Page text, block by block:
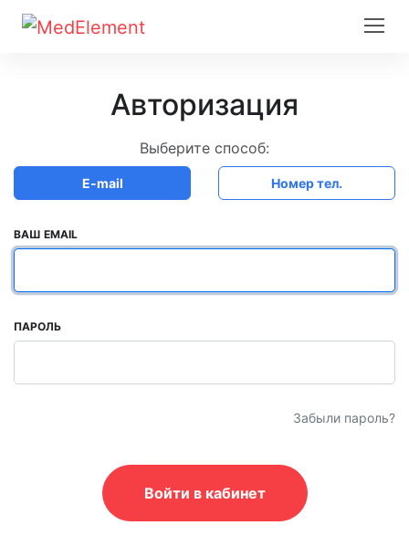
Авторизация
Выберите способ:
E-mail Номер тел.
ВАШ EMAIL
ПАРОЛЬ
Забыли пароль?
Войти в кабинет